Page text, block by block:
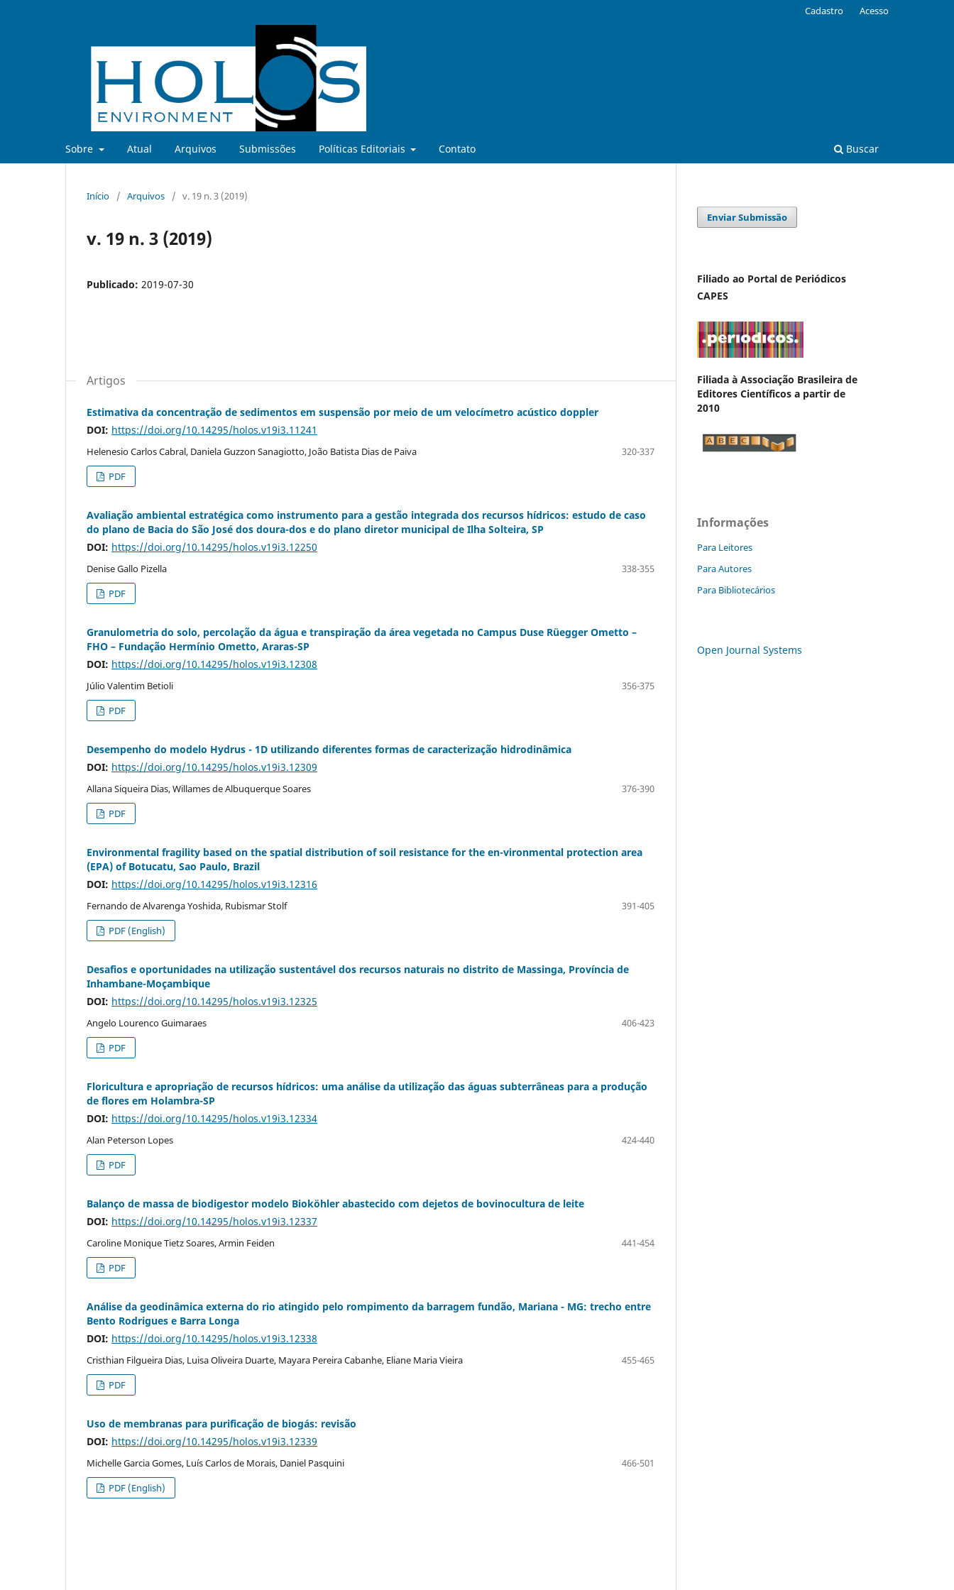
Sobre Atual Arquivos Submissões Políticas Editoriais Contato Buscar
Cadastro Acesso
Início / Arquivos / v. 19 n. 3 (2019)
v. 19 n. 3 (2019)
Publicado: 2019-07-30
Artigos
Estimativa da concentração de sedimentos em suspensão por meio de um velocímetro acústico doppler
DOI: https://doi.org/10.14295/holos.v19i3.11241
Helenesio Carlos Cabral, Daniela Guzzon Sanagiotto, João Batista Dias de Paiva
320-337
PDF
Avaliação ambiental estratégica como instrumento para a gestão integrada dos recursos hídricos: estudo de caso
do plano de Bacia do São José dos doura-dos e do plano diretor municipal de Ilha Solteira, SP
DOI: https://doi.org/10.14295/holos.v19i3.12250
Denise Gallo Pizella
338-355
PDF
Granulometria do solo, percolação da água e transpiração da área vegetada no Campus Duse Rüegger Ometto –
FHO – Fundação Hermínio Ometto, Araras-SP
DOI: https://doi.org/10.14295/holos.v19i3.12308
Júlio Valentim Betioli
356-375
PDF
Desempenho do modelo Hydrus - 1D utilizando diferentes formas de caracterização hidrodinâmica
DOI: https://doi.org/10.14295/holos.v19i3.12309
Allana Siqueira Dias, Willames de Albuquerque Soares
376-390
PDF
Environmental fragility based on the spatial distribution of soil resistance for the en-vironmental protection area
(EPA) of Botucatu, Sao Paulo, Brazil
DOI: https://doi.org/10.14295/holos.v19i3.12316
Fernando de Alvarenga Yoshida, Rubismar Stolf
391-405
PDF (English)
Desafios e oportunidades na utilização sustentável dos recursos naturais no distrito de Massinga, Província de
Inhambane-Moçambique
DOI: https://doi.org/10.14295/holos.v19i3.12325
Angelo Lourenco Guimaraes
406-423
PDF
Floricultura e apropriação de recursos hídricos: uma análise da utilização das águas subterrâneas para a produção
de flores em Holambra-SP
DOI: https://doi.org/10.14295/holos.v19i3.12334
Alan Peterson Lopes
424-440
PDF
Balanço de massa de biodigestor modelo Bioköhler abastecido com dejetos de bovinocultura de leite
DOI: https://doi.org/10.14295/holos.v19i3.12337
Caroline Monique Tietz Soares, Armin Feiden
441-454
PDF
Análise da geodinâmica externa do rio atingido pelo rompimento da barragem fundão, Mariana - MG: trecho entre
Bento Rodrigues e Barra Longa
DOI: https://doi.org/10.14295/holos.v19i3.12338
Cristhian Filgueira Dias, Luisa Oliveira Duarte, Mayara Pereira Cabanhe, Eliane Maria Vieira
455-465
PDF
Uso de membranas para purificação de biogás: revisão
DOI: https://doi.org/10.14295/holos.v19i3.12339
Michelle Garcia Gomes, Luís Carlos de Morais, Daniel Pasquini
466-501
PDF (English)
Enviar Submissão
Filiado ao Portal de Periódicos
CAPES
Filiada à Associação Brasileira de
Editores Científicos a partir de
2010
Informações
Para Leitores
Para Autores
Para Bibliotecários
Open Journal Systems